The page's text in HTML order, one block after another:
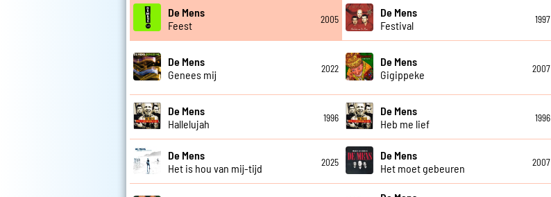
De Mens
Feest
2005
De Mens
Festival
1997
De Mens
Genees mij
2022
De Mens
Gigippeke
2007
De Mens
Hallelujah
1996
De Mens
Heb me lief
1996
De Mens
Het is hou van mij-tijd
2025
De Mens
Het moet gebeuren
2007